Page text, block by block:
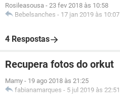
Rosileasousa - 23 fev 2018 às 10:58
Bebelsanches - 17 jan 2019 às 10:07
4 Respostas
Recupera fotos do orkut
Mamy - 19 ago 2018 às 21:25
fabianamarques - 5 jul 2019 às 22:51